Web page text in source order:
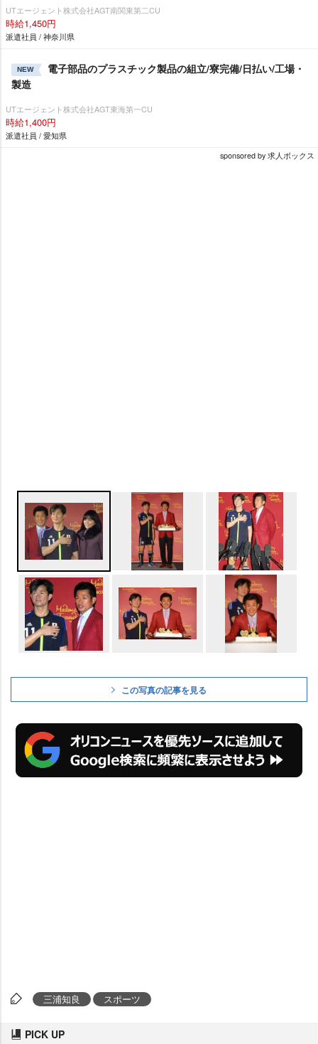
UTエージェント株式会社AGT南関東第二CU
時給1,450円
派遣社員 / 神奈川県
NEW
電子部品のプラスチック製品の組立/寮完備/日払い/工場・
製造
UTエージェント株式会社AGT東海第一CU
時給1,400円
派遣社員 / 愛知県
sponsored by 求人ボックス
この写真の記事を見る
三浦知良 スポーツ
PICK UP